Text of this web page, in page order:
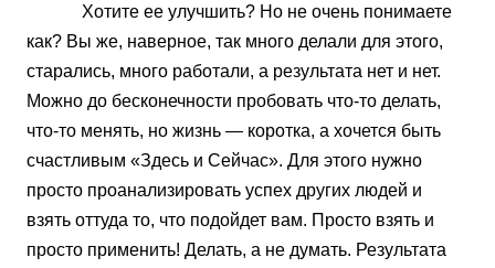
Хотите ее улучшить? Но не очень понимаете
как? Вы же, наверное, так много делали для этого,
старались, много работали, а результата нет и нет.
Можно до бесконечности пробовать что-то делать,
что-то менять, но жизнь — коротка, а хочется быть
счастливым «Здесь и Сейчас». Для этого нужно
просто проанализировать успех других людей и
взять оттуда то, что подойдет вам. Просто взять и
просто применить! Делать, а не думать. Результата